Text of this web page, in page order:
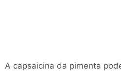
A capsaicina da pimenta